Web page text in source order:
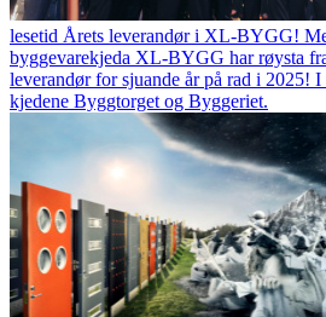
lesetid Årets leverandør i XL-BYGG!
byggevarekjeda XL-BYGG har røysta
leverandør for sjuande år på rad i 2025!
kjedene Byggtorget og Byggeriet.